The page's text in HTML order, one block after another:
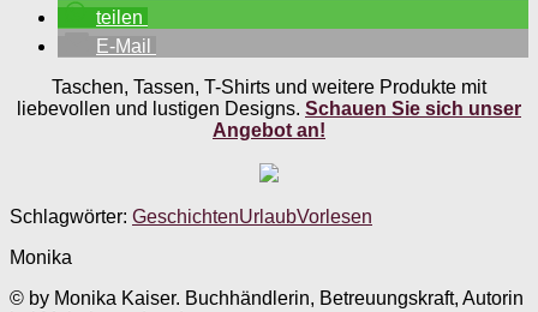
teilen
E-Mail
Taschen, Tassen, T-Shirts und weitere Produkte mit
liebevollen und lustigen Designs. Schauen Sie sich unser
Angebot an!
Schlagwörter: GeschichtenUrlaubVorlesen
Monika
© by Monika Kaiser. Buchhändlerin, Betreuungskraft, Autorin